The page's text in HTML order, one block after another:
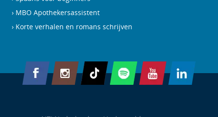
MBO Apothekersassistent
Korte verhalen en romans schrijven